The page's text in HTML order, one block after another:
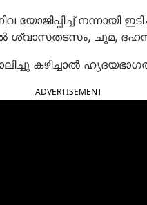
നന്നായി
ശ്വാസതടസം, ചുമ,
കഴിച്ചാൽ
ADVERTISEMENT